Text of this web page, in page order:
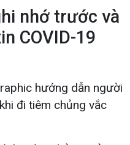
nhớ trước và
COVID-19
hướng dẫn người
đi tiêm chủng vắc